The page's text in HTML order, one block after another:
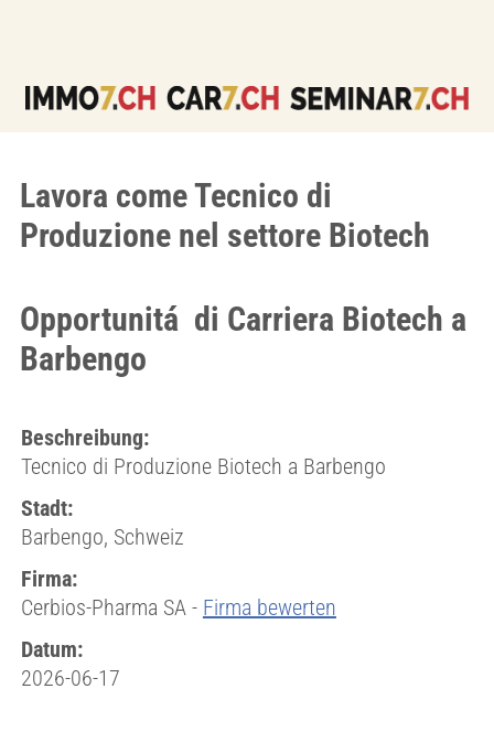
Lavora come Tecnico di
Produzione nel settore Biotech
Opportunitá di Carriera Biotech a
Barbengo
Beschreibung:
Tecnico di Produzione Biotech a Barbengo
Stadt:
Barbengo, Schweiz
Firma:
Cerbios-Pharma SA - Firma bewerten
Datum:
2026-06-17